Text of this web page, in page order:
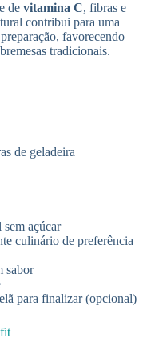
de vitamina C, fibras e
contribui para uma
favorecendo
tradicionais.
de geladeira
açúcar
culinário de preferência
sabor
para finalizar (opcional)